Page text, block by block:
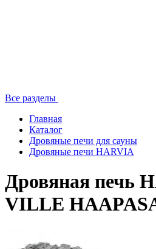
Все разделы
Главная
Каталог
Дровяные печи для сауны
Дровяные печи HARVIA
Дровяная печь
VILLE